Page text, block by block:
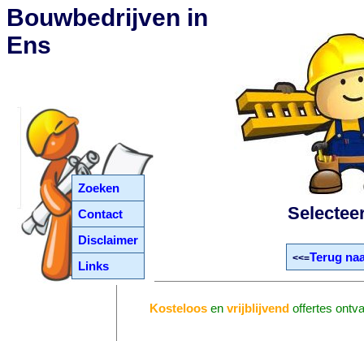
Zoeken
Contact
Disclaimer
Links
Bouwbedrijven in
Ens
<<=Terug
Kosteloosen vrijblijvendoffertes